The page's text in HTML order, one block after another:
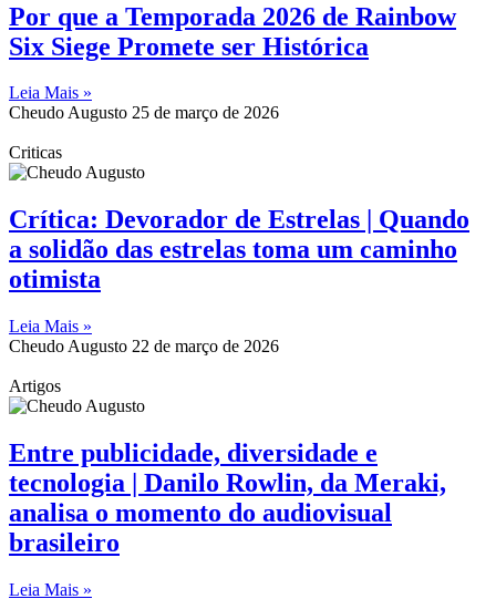
Por que a Temporada 2026 de Rainbow
Six Siege Promete ser Histórica
Leia Mais »
Cheudo Augusto 25 de março de 2026
Criticas
Crítica: Devorador de Estrelas | Quando
a solidão das estrelas toma um caminho
otimista
Leia Mais »
Cheudo Augusto 22 de março de 2026
Artigos
Entre publicidade, diversidade e
tecnologia | Danilo Rowlin, da Meraki,
analisa o momento do audiovisual
brasileiro
Leia Mais »